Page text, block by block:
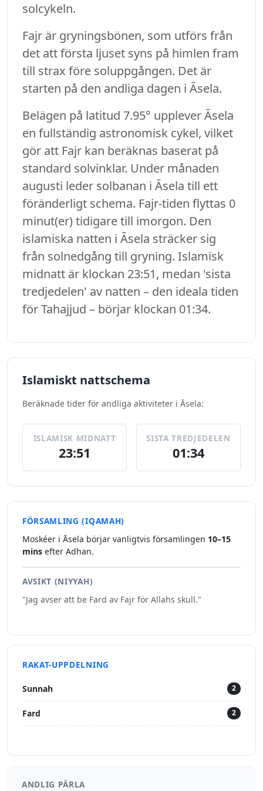
solcykeln.
Fajr är gryningsbönen, som utförs från
det att första ljuset syns på himlen fram
till strax före soluppgången. Det är
starten på den andliga dagen i Āsela.
Belägen på latitud 7.95° upplever Āsela
en fullständig astronomisk cykel, vilket
gör att Fajr kan beräknas baserat på
standard solvinklar. Under månaden
augusti leder solbanan i Āsela till ett
föränderligt schema. Fajr-tiden flyttas 0
minut(er) tidigare till imorgon. Den
islamiska natten i Āsela sträcker sig
från solnedgång till gryning. Islamisk
midnatt är klockan 23:51, medan 'sista
tredjedelen' av natten – den ideala tiden
för Tahajjud – börjar klockan 01:34.
Islamiskt nattschema
Beräknade tider för andliga aktiviteter i Āsela:
ISLAMISK MIDNATT
23:51
SISTA TREDJEDELEN
01:34
FÖRSAMLING (IQAMAH)
Moskéer i Āsela börjar vanligtvis församlingen 10–15
mins efter Adhan.
AVSIKT (NIYYAH)
"Jag avser att be Fard av Fajr för Allahs skull."
RAKAT-UPPDELNING
Sunnah 2
Fard 2
ANDLIG PÄRLA